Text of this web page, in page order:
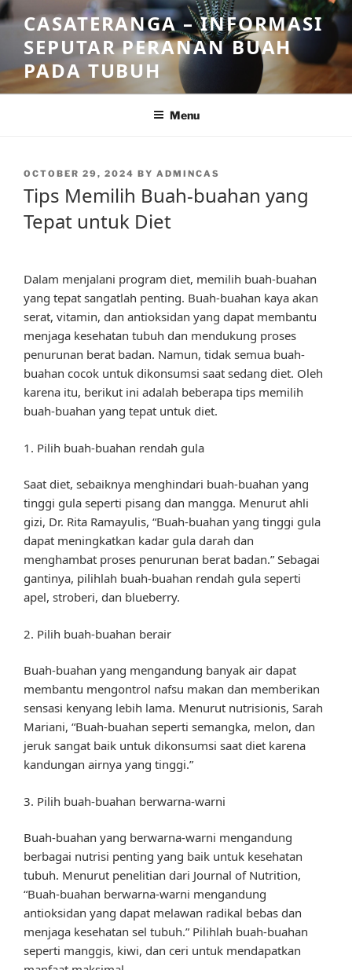
Skip
to
content
CASATERANGA – INFORMASI
SEPUTAR PERANAN BUAH
PADA TUBUH
Menu
POSTED
ON
OCTOBER 29, 2024 BY ADMINCAS
Tips Memilih Buah-buahan yang
Tepat untuk Diet
Dalam menjalani program diet, memilih buah-buahan
yang tepat sangatlah penting. Buah-buahan kaya akan
serat, vitamin, dan antioksidan yang dapat membantu
menjaga kesehatan tubuh dan mendukung proses
penurunan berat badan. Namun, tidak semua buah-
buahan cocok untuk dikonsumsi saat sedang diet. Oleh
karena itu, berikut ini adalah beberapa tips memilih
buah-buahan yang tepat untuk diet.
1. Pilih buah-buahan rendah gula
Saat diet, sebaiknya menghindari buah-buahan yang
tinggi gula seperti pisang dan mangga. Menurut ahli
gizi, Dr. Rita Ramayulis, “Buah-buahan yang tinggi gula
dapat meningkatkan kadar gula darah dan
menghambat proses penurunan berat badan.” Sebagai
gantinya, pilihlah buah-buahan rendah gula seperti
apel, stroberi, dan blueberry.
2. Pilih buah-buahan berair
Buah-buahan yang mengandung banyak air dapat
membantu mengontrol nafsu makan dan memberikan
sensasi kenyang lebih lama. Menurut nutrisionis, Sarah
Mariani, “Buah-buahan seperti semangka, melon, dan
jeruk sangat baik untuk dikonsumsi saat diet karena
kandungan airnya yang tinggi.”
3. Pilih buah-buahan berwarna-warni
Buah-buahan yang berwarna-warni mengandung
berbagai nutrisi penting yang baik untuk kesehatan
tubuh. Menurut penelitian dari Journal of Nutrition,
“Buah-buahan berwarna-warni mengandung
antioksidan yang dapat melawan radikal bebas dan
menjaga kesehatan sel tubuh.” Pilihlah buah-buahan
seperti manggis, kiwi, dan ceri untuk mendapatkan